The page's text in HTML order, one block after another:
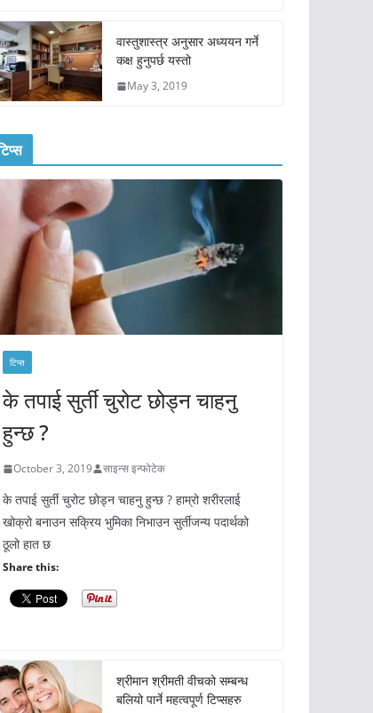
वास्तुशास्त्र अनुसार अध्ययन गर्ने
कक्ष हुनुपर्छ यस्तो
May 3, 2019
टिप्स
के तपाई सुर्ती चुरोट छोड्न चाहनु
हुन्छ ?
October 3, 2019 साइन्स इन्फोटेक
के तपाई सुर्ती चुरोट छोड्न चाहनु हुन्छ ? हाम्रो शरीरलाई
खोक्रो बनाउन सक्रिय भुमिका निभाउन सुर्तीजन्य पदार्थको
ठूलो हात छ
Share this:
श्रीमान श्रीमती वीचको सम्बन्ध
बलियो पार्ने महत्वपूर्ण टिप्सहरु